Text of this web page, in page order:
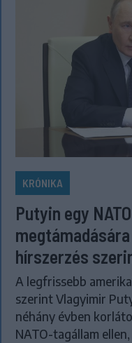
KRÓNIKA
Putyin egy
hírszerzés
A legfrissebb
szerint Vlagyimir
néhány évben
NATO-tagállam